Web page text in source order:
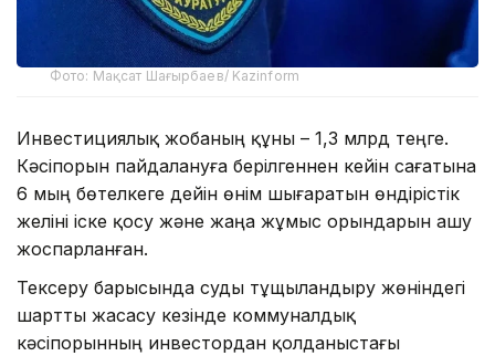
Фото: Мақсат Шағырбаев/ Kazinform
Инвестициялық жобаның құны – 1,3 млрд теңге.
Кәсіпорын пайдалануға берілгеннен кейін сағатына
6 мың бөтелкеге дейін өнім шығаратын өндірістік
желіні іске қосу және жаңа жұмыс орындарын ашу
жоспарланған.
Тексеру барысында суды тұщыландыру жөніндегі
шартты жасасу кезінде коммуналдық
кәсіпорынның инвестордан қолданыстағы